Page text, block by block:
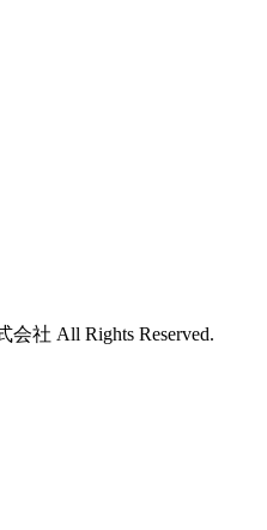
社 All Rights Reserved.